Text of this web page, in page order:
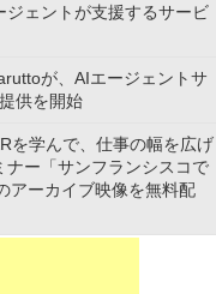
ジェントが支援するサービ
が、AIエージェントサ
供を開始
を学んで、仕事の幅を広げ
ー「サンフランシスコで
アーカイブ映像を無料配